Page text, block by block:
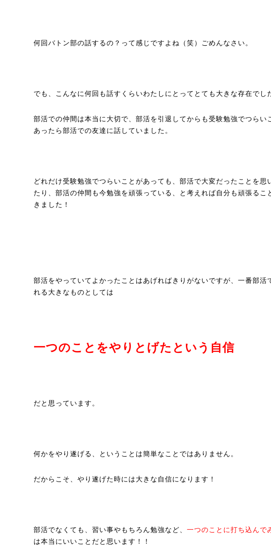
何回バトン部の話するの？って感じですよね（笑）ごめんなさい。
でも、こんなに何回も話すくらいわたしにとってとても大きな存在でし
部活での仲間は本当に大切で、部活を引退してからも受験勉強でつらい
あったら部活での友達に話していました。
どれだけ受験勉強でつらいことがあっても、部活で大変だったことを思
たり、部活の仲間も今勉強を頑張っている、と考えれば自分も頑張るこ
きました！
部活をやっていてよかったことはあげればきりがないですが、一番部活
れる大きなものとしては
一つのことをやりとげたという自信
だと思っています。
何かをやり遂げる、ということは簡単なことではありません。
だからこそ、やり遂げた時には大きな自信になります！
部活でなくても、習い事やもちろん勉強など、 一つのことに打ち込んで
は本当にいいことだと思います！！